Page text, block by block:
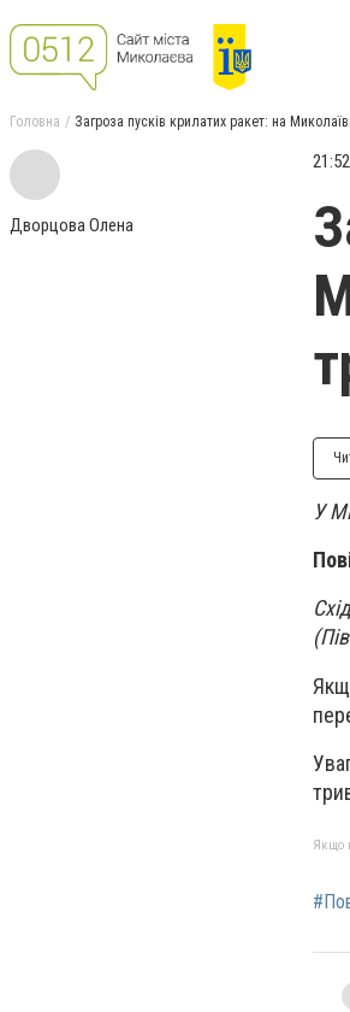
Головна Загроза пусків крилатих ракет: на
Дворцова Олена
У
Якщо